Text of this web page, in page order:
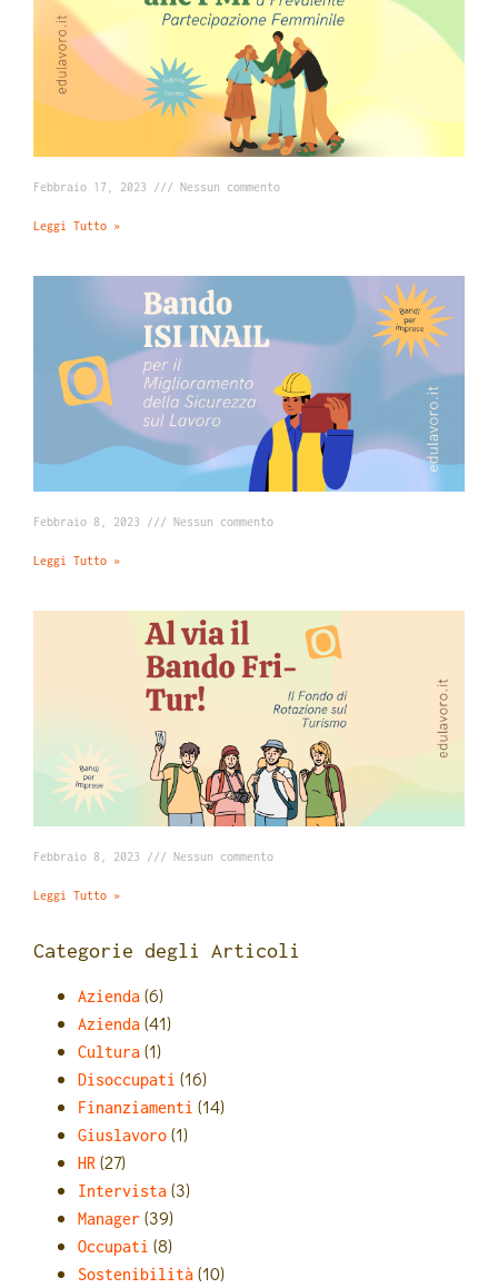
Febbraio 17, 2023 Nessun commento
Leggi Tutto »
Febbraio 8, 2023 Nessun commento
Leggi Tutto »
Febbraio 8, 2023 Nessun commento
Leggi Tutto »
Categorie degli Articoli
Azienda (6)
Azienda (41)
Cultura (1)
Disoccupati (16)
Finanziamenti (14)
Giuslavoro (1)
HR (27)
Intervista (3)
Manager (39)
Occupati (8)
Sostenibilità (10)